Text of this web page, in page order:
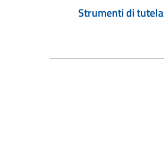
Strumenti di tutela